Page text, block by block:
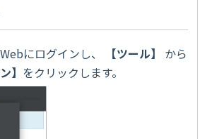
にログインし、 【ツール】 から
】 をクリックします。